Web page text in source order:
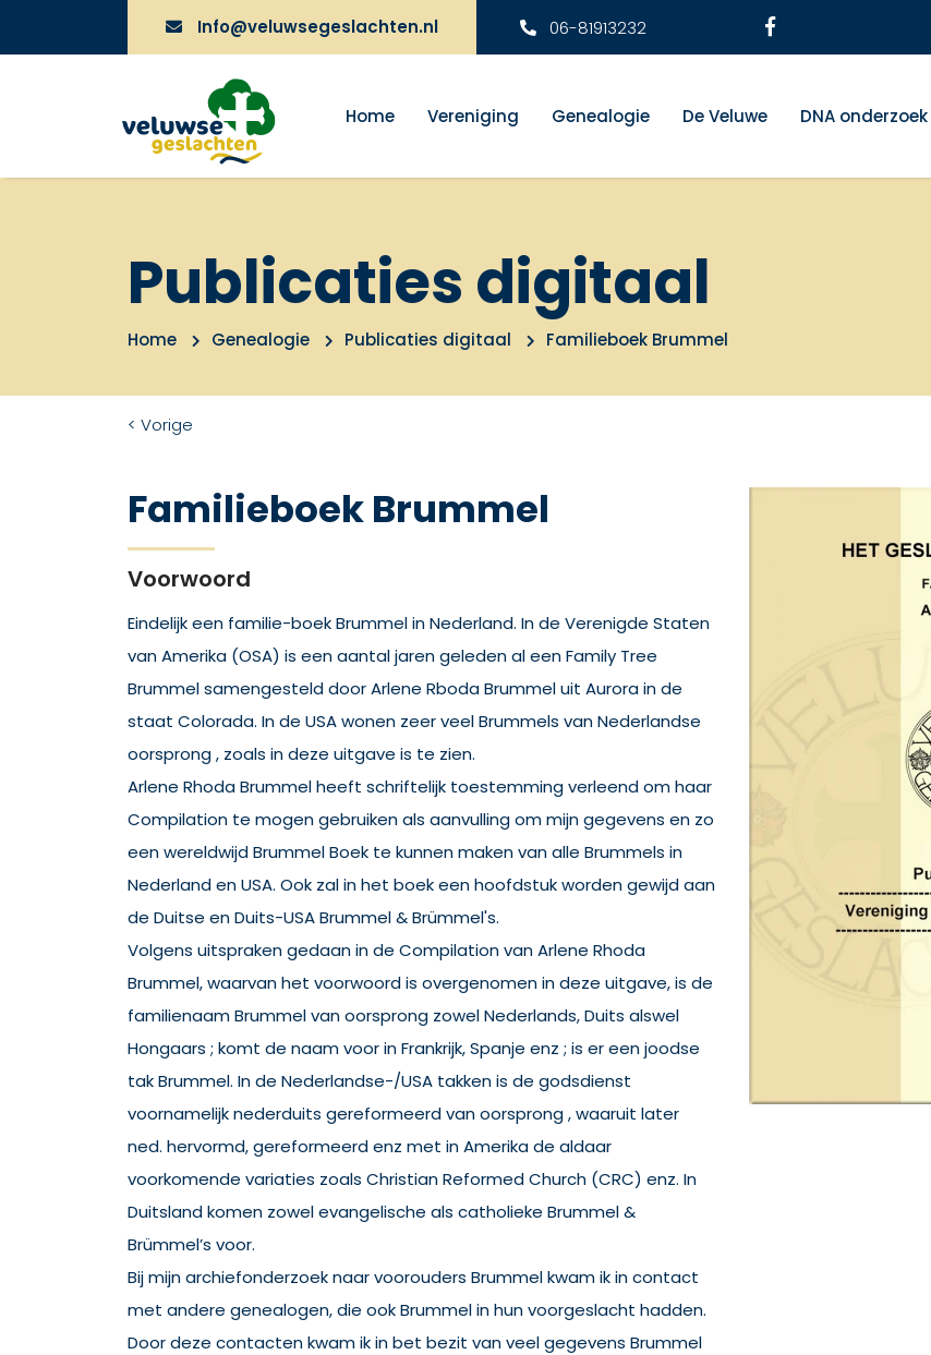
Info@veluwsegeslachten.nl 06-81913232
Home Vereniging Genealogie De Veluwe DNA onderzoek
Publicaties digitaal
Home Genealogie Publicaties digitaal Familieboek Brummel
< Vorige
Familieboek Brummel
Voorwoord
Eindelijk een familie-boek Brummel in Nederland. In de Verenigde Staten
van Amerika (OSA) is een aantal jaren geleden al een Family Tree
Brummel samengesteld door Arlene Rboda Brummel uit Aurora in de
staat Colorada. In de USA wonen zeer veel Brummels van Nederlandse
oorsprong , zoals in deze uitgave is te zien.
Arlene Rhoda Brummel heeft schriftelijk toestemming verleend om haar
Compilation te mogen gebruiken als aanvulling om mijn gegevens en zo
een wereldwijd Brummel Boek te kunnen maken van alle Brummels in
Nederland en USA. Ook zal in het boek een hoofdstuk worden gewijd aan
de Duitse en Duits-USA Brummel & Brümmel's.
Volgens uitspraken gedaan in de Compilation van Arlene Rhoda
Brummel, waarvan het voorwoord is overgenomen in deze uitgave, is de
familienaam Brummel van oorsprong zowel Nederlands, Duits alswel
Hongaars ; komt de naam voor in Frankrijk, Spanje enz ; is er een joodse
tak Brummel. In de Nederlandse-/USA takken is de godsdienst
voornamelijk nederduits gereformeerd van oorsprong , waaruit later
ned. hervormd, gereformeerd enz met in Amerika de aldaar
voorkomende variaties zoals Christian Reformed Church (CRC) enz. In
Duitsland komen zowel evangelische als catholieke Brummel &
Brümmel’s voor.
Bij mijn archiefonderzoek naar voorouders Brummel kwam ik in contact
met andere genealogen, die ook Brummel in hun voorgeslacht hadden.
Door deze contacten kwam ik in bet bezit van veel gegevens Brummel